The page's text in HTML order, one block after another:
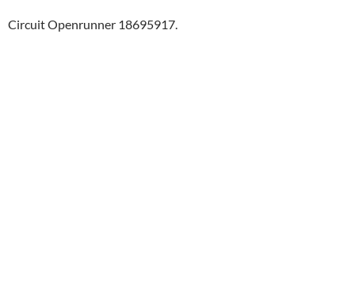
Circuit Openrunner 18695917.